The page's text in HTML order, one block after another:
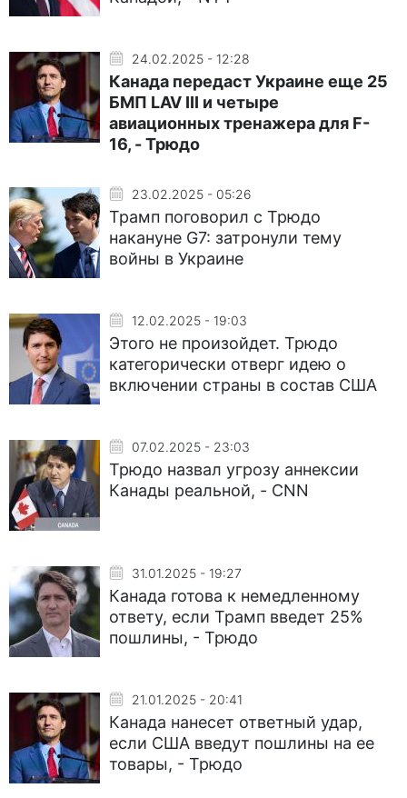
24.02.2025 - 12:28
Канада передаст Украине еще 25
БМП LAV III и четыре
авиационных тренажера для F-
16, - Трюдо
23.02.2025 - 05:26
Трамп поговорил с Трюдо
накануне G7: затронули тему
войны в Украине
12.02.2025 - 19:03
Этого не произойдет. Трюдо
категорически отверг идею о
включении страны в состав США
07.02.2025 - 23:03
Трюдо назвал угрозу аннексии
Канады реальной, - CNN
31.01.2025 - 19:27
Канада готова к немедленному
ответу, если Трамп введет 25%
пошлины, - Трюдо
21.01.2025 - 20:41
Канада нанесет ответный удар,
если США введут пошлины на ее
товары, - Трюдо